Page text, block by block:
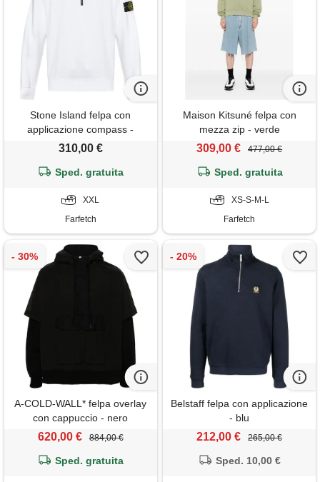
Stone Island felpa con
applicazione compass -
bianco
310,00 €
Sped. gratuita
XXL
Farfetch
Maison Kitsuné felpa con
mezza zip - verde
309,00 € 477,00 €
Sped. gratuita
XS-S-M-L
Farfetch
A-COLD-WALL* felpa overlay
con cappuccio - nero
620,00 € 884,00 €
Sped. gratuita
Belstaff felpa con applicazione
- blu
212,00 € 265,00 €
Sped. 10,00 €